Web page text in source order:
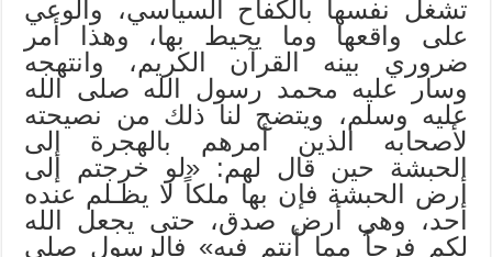
تشغل نفسها بالكفاح السياسي، والوعي
على واقعها وما يحيط بها، وهذا أمر
ضروري بينه القرآن الكريم، وانتهجه
وسار عليه محمد رسول الله صلى الله
عليه وسلم، ويتضح لنا ذلك من نصيحته
لأصحابه الذين أمرهم بالهجرة إلى
الحبشة حين قال لهم: «لو خرجتم إلى
أرض الحبشة فإن بها ملكاً لا يظـلم عنده
أحد، وهي أرض صدق، حتى يجعل الله
لكم فرجاً مما أنتم فيه» فالرسول صلى